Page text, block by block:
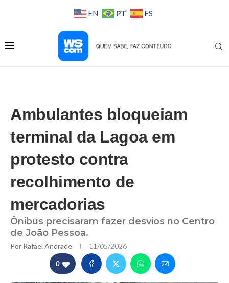
EN PT ES
Ambulantes bloqueiam
terminal da Lagoa em
protesto contra
recolhimento de
mercadorias
Ônibus precisaram fazer desvios no Centro
de João Pessoa.
Por Rafael Andrade 11/05/2026
0